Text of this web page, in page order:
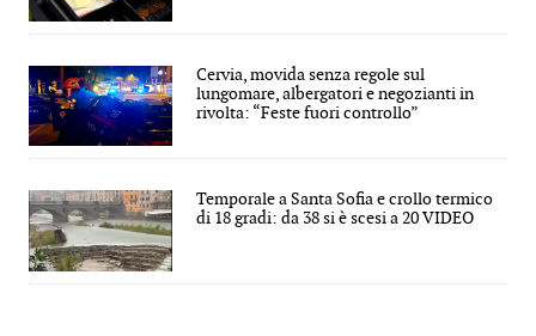
Cervia, movida senza regole sul
lungomare, albergatori e negozianti in
rivolta: “Feste fuori controllo”
Temporale a Santa Sofia e crollo termico
di 18 gradi: da 38 si è scesi a 20 VIDEO